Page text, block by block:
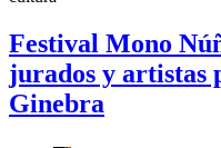
Festival Mono
jurados y artistas
Ginebra